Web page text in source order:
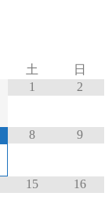
土
日
1
2
8 9
15 16